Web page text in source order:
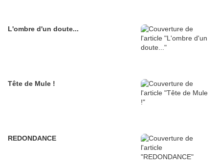
L'ombre d'un doute...
Tête de Mule !
REDONDANCE